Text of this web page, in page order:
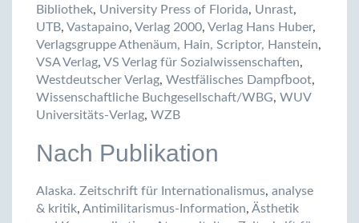
Bibliothek, University Press of Florida, Unrast,
UTB, Vastapaino, Verlag 2000, Verlag Hans Huber,
Verlagsgruppe Athenäum, Hain, Scriptor, Hanstein,
VSA Verlag, VS Verlag für Sozialwissenschaften,
Westdeutscher Verlag, Westfälisches Dampfboot,
Wissenschaftliche Buchgesellschaft/WBG, WUV
Universitäts-Verlag, WZB
Nach Publikation
Alaska. Zeitschrift für Internationalismus, analyse
& kritik, Antimilitarismus-Information, Ästhetik